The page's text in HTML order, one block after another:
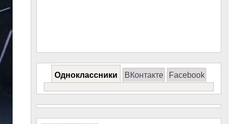
Одноклассники ВКонтакте Facebook